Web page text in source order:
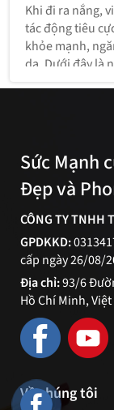
Khi đi ra nắng,
tác động tiêu
khỏe mạnh,
da. Dưới đây là
Sức Mạnh
Đẹp và
CÔNG TY TNHH
GPDKKD:
cấp ngày 26/08/
Địa chỉ:93/6
Hồ Chí Minh,
Về chúng tôi